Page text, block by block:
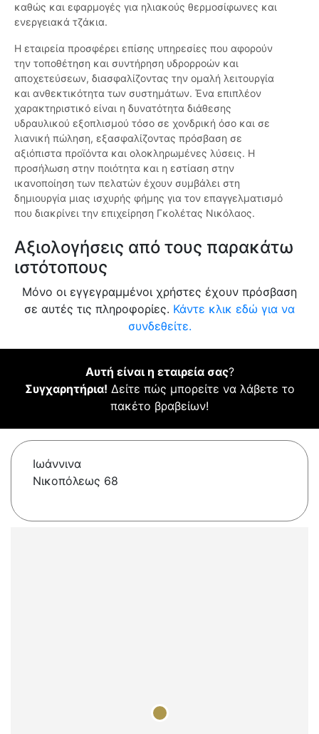
καθώς και εφαρμογές για ηλιακούς θερμοσίφωνες και
ενεργειακά τζάκια.
Η εταιρεία προσφέρει επίσης υπηρεσίες που αφορούν
την τοποθέτηση και συντήρηση υδρορροών και
αποχετεύσεων, διασφαλίζοντας την ομαλή λειτουργία
και ανθεκτικότητα των συστημάτων. Ένα επιπλέον
χαρακτηριστικό είναι η δυνατότητα διάθεσης
υδραυλικού εξοπλισμού τόσο σε χονδρική όσο και σε
λιανική πώληση, εξασφαλίζοντας πρόσβαση σε
αξιόπιστα προϊόντα και ολοκληρωμένες λύσεις. Η
προσήλωση στην ποιότητα και η εστίαση στην
ικανοποίηση των πελατών έχουν συμβάλει στη
δημιουργία μιας ισχυρής φήμης για τον επαγγελματισμό
που διακρίνει την επιχείρηση Γκολέτας Νικόλαος.
Αξιολογήσεις από τους παρακάτω
ιστότοπους
Μόνο οι εγγεγραμμένοι χρήστες έχουν πρόσβαση
σε αυτές τις πληροφορίες. Κάντε κλικ εδώ για να
συνδεθείτε.
Αυτή είναι η εταιρεία σας?
Συγχαρητήρια! Δείτε πώς μπορείτε να λάβετε το
πακέτο βραβείων!
Ιωάννινα
Νικοπόλεως 68